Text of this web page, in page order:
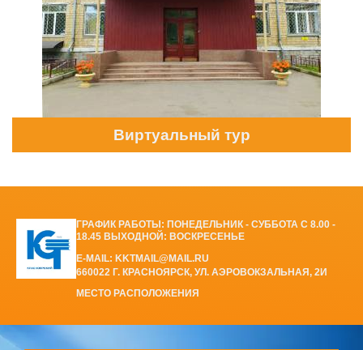
Виртуальный тур
ГРАФИК РАБОТЫ: ПОНЕДЕЛЬНИК - СУББОТА С 8.00 -
18.45 ВЫХОДНОЙ: ВОСКРЕСЕНЬЕ
E-MAIL: KKTMAIL@MAIL.RU
660022 Г. КРАСНОЯРСК, УЛ. АЭРОВОКЗАЛЬНАЯ, 2И
МЕСТО РАСПОЛОЖЕНИЯ